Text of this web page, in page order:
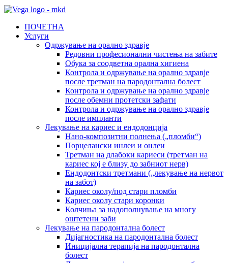
ПОЧЕТНА
Услуги
Одржување на орално здравје
Редовни професионални чистења на забите
Обука за соодветна орална хигиена
Контрола и одржување на орално здравје
после третман на пародoнтална болест
Контрола и одржување на орално здравје
после обемни протетски зафати
Контрола и одржување на орално здравје
после импланти
Лекување на кариес и ендодонција
Нано-композитни полнења („пломби“)
Порцелански инлеи и онлеи
Третман на длабоки кариеси (третман на
кариес кој е близу до забниот нерв)
Ендодонтски третмани („лекување на нервот
на забот)
Кариес околу/под стари пломби
Кариес околу стари коронки
Колчиња за надополнување на многу
оштетени заби
Лекување на пародонтална болест
Дијагностика на пародонтална болест
Иницијална терапија на пародонтална
болест